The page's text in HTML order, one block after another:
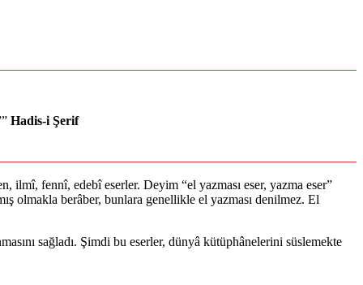
Hadis-i Şerif
ilmî, fennî, edebî eserler. Deyim “el yazması eser, yazma eser”
olmakla berâber, bunlara genellikle el yazması denilmez. El
sağladı. Şimdi bu eserler, dünyâ kütüphânelerini süslemekte